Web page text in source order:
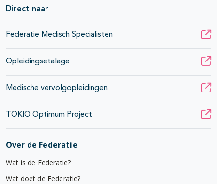
Direct naar
Federatie Medisch Specialisten
Opleidingsetalage
Medische vervolgopleidingen
TOKIO Optimum Project
Over de Federatie
Wat is de Federatie?
Wat doet de Federatie?